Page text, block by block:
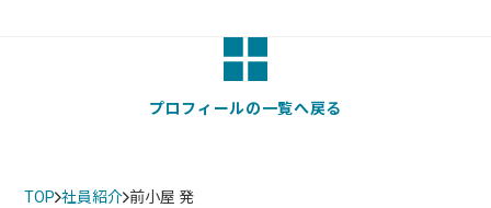
プロフィールの一覧へ戻る
TOP 社員紹介 前小屋 発